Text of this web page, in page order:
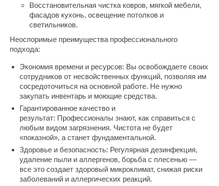
Восстановительная чистка ковров, мягкой мебели,
фасадов кухонь, освещение потолков и
светильников.
Неоспоримые преимущества профессионального
подхода:
Экономия времени и ресурсов: Вы освобождаете своих
сотрудников от несвойственных функций, позволяя им
сосредоточиться на основной работе. Не нужно
закупать инвентарь и моющие средства.
Гарантированное качество и
результат: Профессионалы знают, как справиться с
любым видом загрязнения. Чистота не будет
«показной», а станет фундаментальной.
Здоровье и безопасность: Регулярная дезинфекция,
удаление пыли и аллергенов, борьба с плесенью —
все это создает здоровый микроклимат, снижая риски
заболеваний и аллергических реакций.